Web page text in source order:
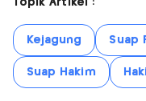
Topik Artikel :
Kejagung Suap
Suap Hakim